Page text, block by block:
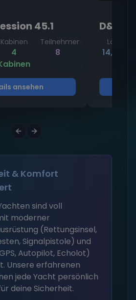
45.1
Kabinen
4
Teilnehmer
8
ansehen
D&D
Länge
14,93 m
& Komfort
sind voll
moderner
(Rettungsinsel,
Signalpistole) und
Autopilot, Echolot)
Unsere erfahrenen
jede Yacht persönlich
deine Sicherheit.